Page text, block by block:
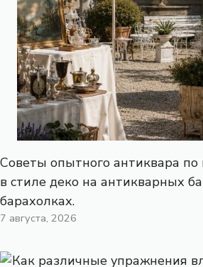
Советы опытного антиквара по
в стиле деко на антикварных
барахолках.
7 августа, 2026